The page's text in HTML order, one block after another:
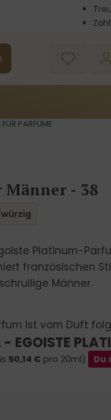
FÜR PARFÜME
- 38
würzig
Platinum-
französischen
Männer.
ist vom Duft
- EGOISTE
50,14 € pro 20ml) Du